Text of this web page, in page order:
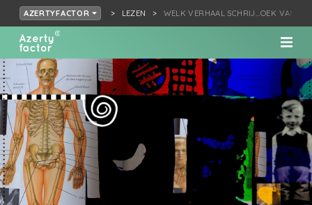
AZERTYFACTOR LEZEN WELK VERHAAL SCHRIJ…OEK VAN